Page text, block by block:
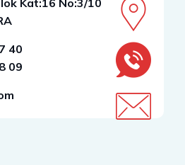
Kat:16 No:3/10
40
09